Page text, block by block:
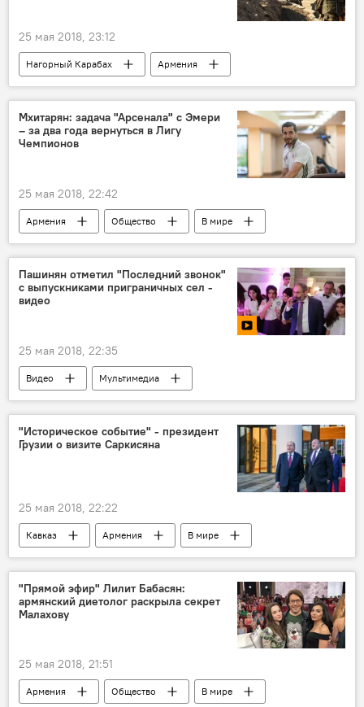
25 мая 2018, 23:12
Нагорный Карабах
Армения
Политика
Баку
переговоры
урегулирование
Мхитарян: задача "Арсенала" с Эмери
– за два года вернуться в Лигу
Чемпионов
25 мая 2018, 22:42
Армения Общество
В мире
Спорт
Генрих Мхитарян
Арсенал
Генрих Мхитарян: игры за "Арсенал"
футбол
Пашинян отметил "Последний звонок"
с выпускниками приграничных сел -
видео
25 мая 2018, 22:35
Видео
Мультимедиа
Пашинян Никол
"Историческое событие" - президент
Грузии о визите Саркисяна
25 мая 2018, 22:22
Кавказ Армения
В мире
Политика
Отношения Армении и Грузии
"Прямой эфир" Лилит Бабасян:
армянский диетолог раскрыла секрет
Малахову
25 мая 2018, 21:51
Армения Общество
В мире